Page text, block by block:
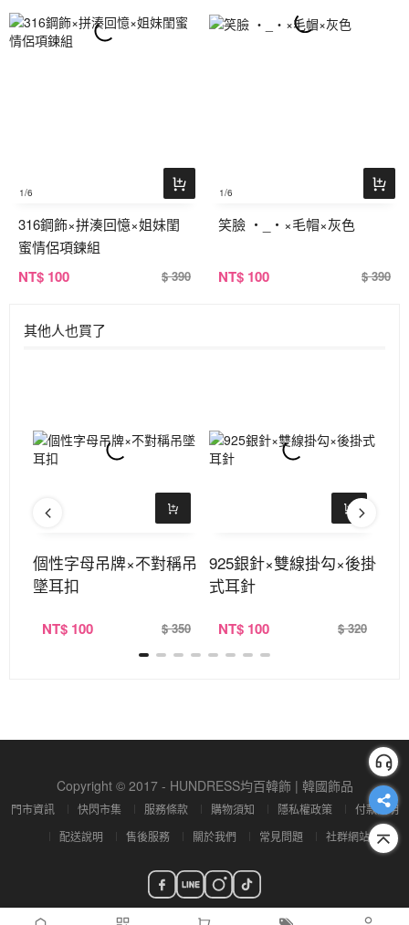
1/6
316鋼飾×拼湊回憶×姐妹閨
蜜情侶項鍊組
NT$ 100 $ 390
1/6
笑臉 ‧_‧×毛帽×灰色
NT$ 100 $ 390
其他人也買了
個性字母吊牌×不對稱吊
墜耳扣
NT$ 100 $ 350
925銀針×雙線掛勾×後掛
式耳針
NT$ 100 $ 320
Copyright © 2017 - HUNDRESS均百韓飾 | 韓國飾品
門市資訊 快閃市集 服務條款 購物須知 隱私權政策
付款說明
配送說明
售後服務 關於我們 常見問題 社群網站